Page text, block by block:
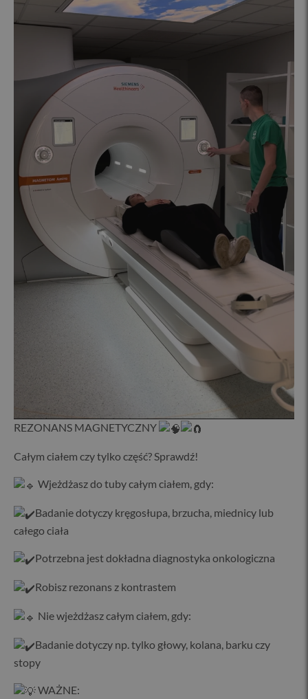
REZONANS MAGNETYCZNY
Całym ciałem czy tylko część? Sprawdź!
Wjeżdżasz do tuby całym ciałem, gdy:
Badanie dotyczy kręgosłupa, brzucha, miednicy lub
całego ciała
Potrzebna jest dokładna diagnostyka onkologiczna
Robisz rezonans z kontrastem
Nie wjeżdżasz całym ciałem, gdy:
Badanie dotyczy np. tylko głowy, kolana, barku czy
stopy
WAŻNE: